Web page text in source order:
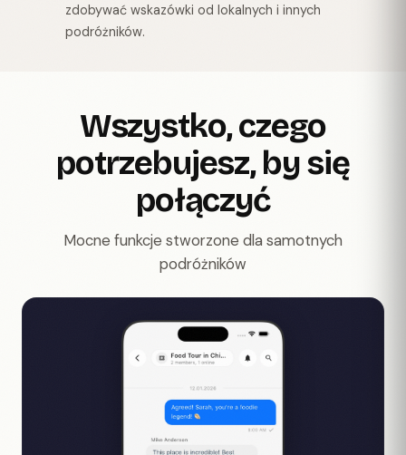
zdobywać wskazówki od lokalnych i innych
podróżników.
Wszystko, czego
potrzebujesz, by się
połączyć
Mocne funkcje stworzone dla samotnych
podróżników